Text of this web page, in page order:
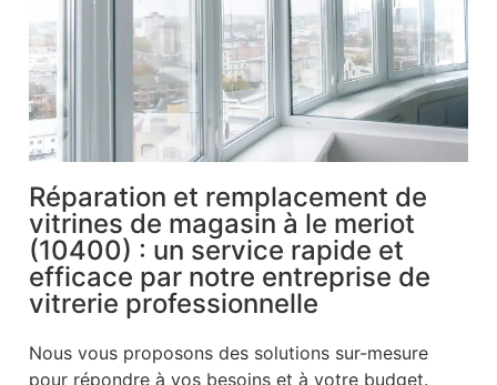
Réparation et remplacement de
vitrines de magasin à le meriot
(10400) : un service rapide et
efficace par notre entreprise de
vitrerie professionnelle
Nous vous proposons des solutions sur-mesure
pour répondre à vos besoins et à votre budget.